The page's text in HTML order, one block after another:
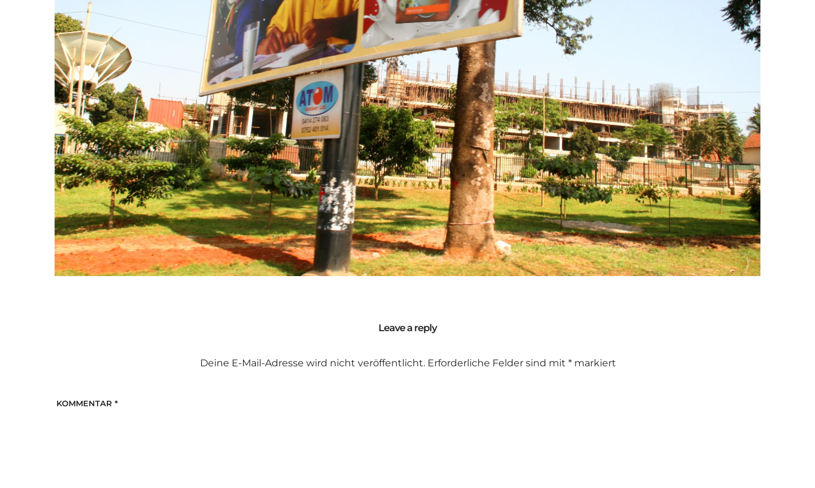
Leave a reply
Deine E-Mail-Adresse wird nicht veröffentlicht. Erforderliche Felder sind mit* markiert
KOMMENTAR *